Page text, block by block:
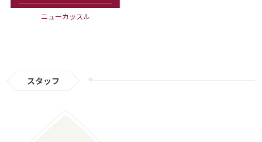
ニューカッスル
スタッフ